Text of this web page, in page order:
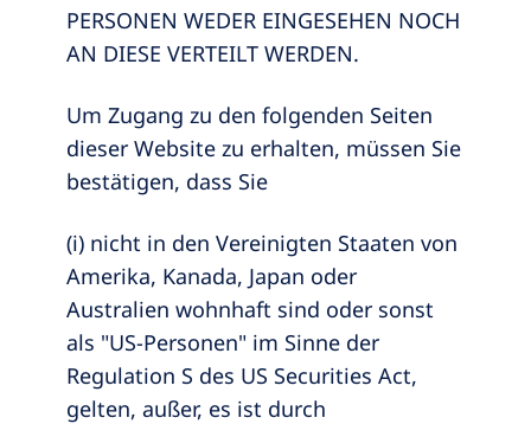
PERSONEN WEDER EINGESEHEN NOCH
AN DIESE VERTEILT WERDEN.
Um Zugang zu den folgenden Seiten
dieser Website zu erhalten, müssen Sie
bestätigen, dass Sie
(i) nicht in den Vereinigten Staaten von
Amerika, Kanada, Japan oder
Australien wohnhaft sind oder sonst
als "US-Personen" im Sinne der
Regulation S des US Securities Act,
gelten, außer, es ist durch